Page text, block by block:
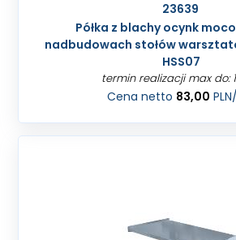
23639
Półka z blachy ocynk
nadbudowach stołów
HSS07
termin realizacji max do:
Cena netto 83,00 PLN